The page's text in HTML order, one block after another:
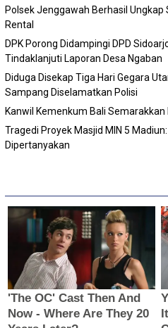
Polsek Jenggawah Berhasil Ungkap
Rental
DPK Porong Didampingi DPD
Tindaklanjuti Laporan Desa Ngaban
Diduga Disekap Tiga Hari Gegara
Sampang Diselamatkan Polisi
Kanwil Kemenkum Bali
Tragedi Proyek Masjid MIN 5
Dipertanyakan